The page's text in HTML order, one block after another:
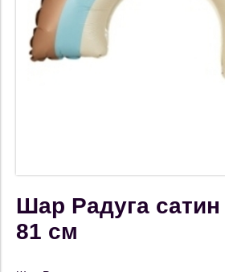
Шар Радуга сатин
81 см